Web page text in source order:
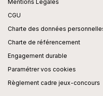
Mentions Légales
CGU
Charte des données
Charte de référencement
Engagement durable
Paramétrer vos cookies
Règlement cadre jeux-concours